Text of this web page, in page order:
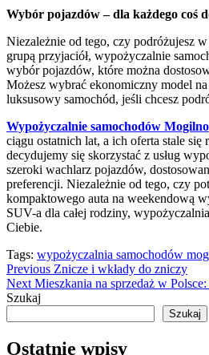
Wybór pojazdów – dla każdego coś
Niezależnie od tego, czy podróżujesz
grupą przyjaciół, wypożyczalnie
wybór pojazdów, które można
Możesz wybrać ekonomiczny model
luksusowy samochód, jeśli chcesz
Wypożyczalnie samochodów Mogilno
ciągu ostatnich lat, a ich oferta stale
decydujemy się skorzystać z usług
szeroki wachlarz pojazdów,
preferencji. Niezależnie od tego, czy
kompaktowego auta na weekendową
SUV-a dla całej rodziny,
Ciebie.
Tags: wypożyczalnia samochodów
Continue
Reading
Previous Znicze i wkłady do zniczy
Next Mieszkania na sprzedaż w
Szukaj
Szukaj
Ostatnie wpisy